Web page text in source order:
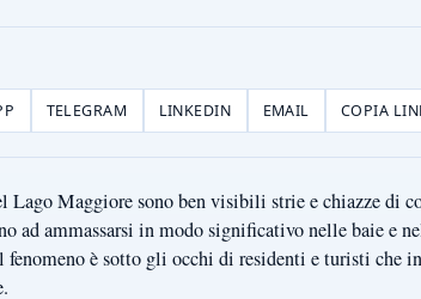
TELEGRAM LINKEDIN EMAIL COPIA
Lago Maggiore sono ben visibili strie e chiazze di
ad ammassarsi in modo significativo nelle baie e
fenomeno è sotto gli occhi di residenti e turisti che